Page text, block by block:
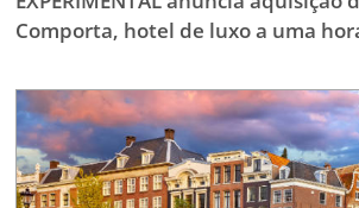
Comporta, hotel de luxo a uma